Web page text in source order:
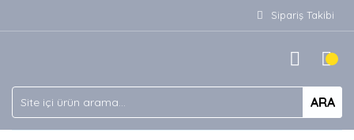
Sipariş Takibi
ARA